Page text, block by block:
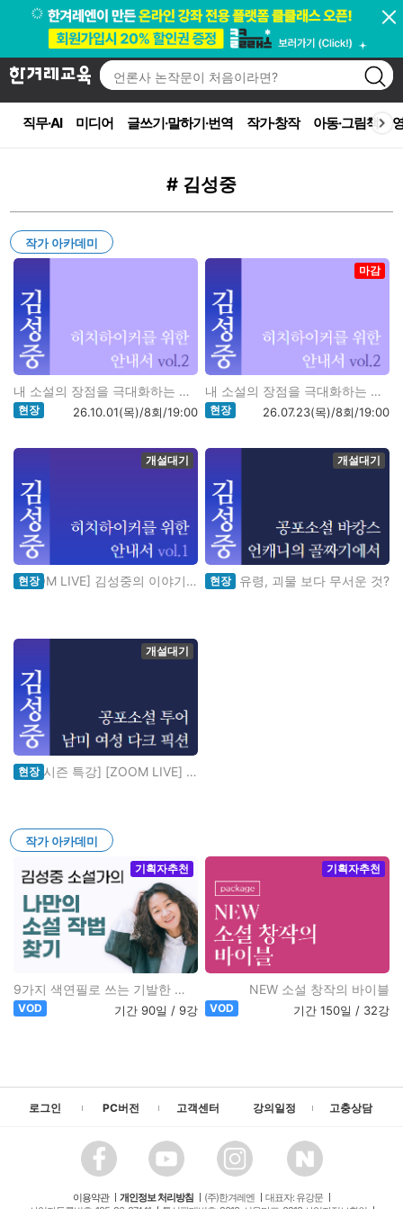
직무·AI 미디어 글쓰기·말하기·번역 작가·창작 아동·그림책
# 김성중
작가 아카데미
현장
내 소설의 장점을 극대화하는 합..
26.10.01(목)/8회/19:00
마감
현장
내 소설의 장점을 극대화하는 합..
26.07.23(목)/8회/19:00
개설대기
현장 [ZOOM LIVE] 김성중의 이야기를 여행..
개설대기
현장
귀신, 유령, 괴물 보다 무서운 것?
개설대기
현장 [겨울시즌 특강] [ZOOM LIVE] 김성중..
작가 아카데미
기획자추천
VOD
9가지 색연필로 쓰는 기발한 발상..
기간 90일 / 9강
기획자추천
VOD
NEW 소설 창작의 바이블
기간 150일 / 32강
로그인 PC버전 고객센터 강의일정 고충상담
이용약관 개인정보 처리방침 (주)한겨레엔
대표자: 유강문